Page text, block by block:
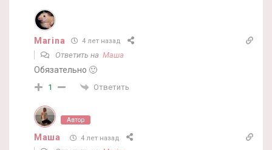
Marina 4 лет назад
Ответить на Маша
Обязательно 🙂
1 Ответить
Автор
Маша 4 лет назад